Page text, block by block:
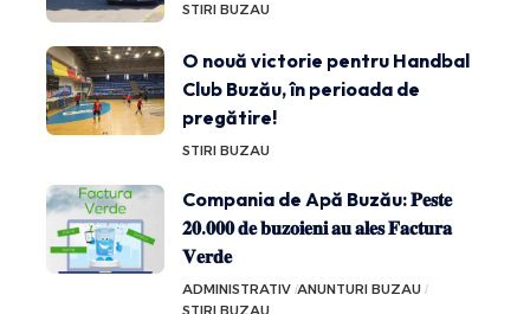
STIRI BUZAU
O nouă victorie pentru Handbal
Club Buzău, în perioada de
pregătire!
STIRI BUZAU
Compania de Apă Buzău: 𝐏𝐞𝐬𝐭𝐞
𝟐𝟎.𝟎𝟎𝟎 𝐝𝐞 𝐛𝐮𝐳𝐨𝐢𝐞𝐧𝐢 𝐚𝐮 𝐚𝐥𝐞𝐬 𝐅𝐚𝐜𝐭𝐮𝐫𝐚
𝐕𝐞𝐫𝐝𝐞
ADMINISTRATIV ANUNTURI BUZAU